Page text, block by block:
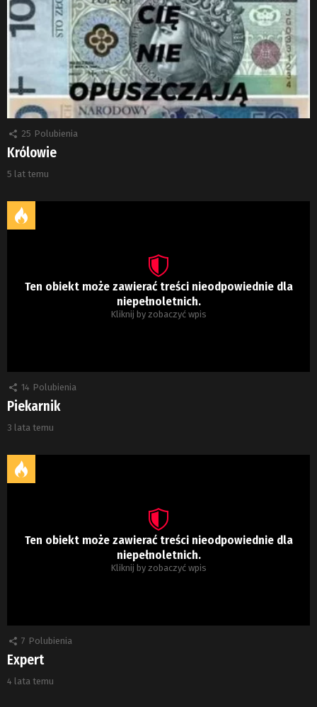
25 Polubienia
Królowie
5 lat temu
Ten obiekt może zawierać treści nieodpowiednie dla
niepełnoletnich.
Kliknij by zobaczyć wpis
14 Polubienia
Piekarnik
3 lata temu
Ten obiekt może zawierać treści nieodpowiednie dla
niepełnoletnich.
Kliknij by zobaczyć wpis
7 Polubienia
Expert
4 lata temu